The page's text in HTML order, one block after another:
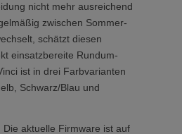
nicht mehr ausreichend
zwischen Sommer-
schätzt diesen
einsatzbereite Rundum-
ist in drei Farbvarianten
Schwarz/Blau und
Die aktuelle Firmware ist auf